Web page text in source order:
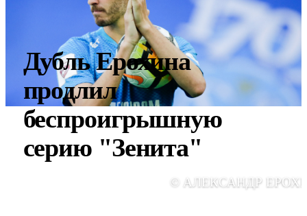
Дубль Ерохина
продлил
беспроигрышную
серию "Зенита"
© АЛЕКСАНДР